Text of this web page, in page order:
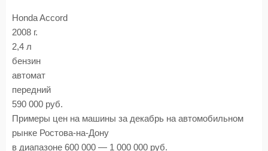
Honda Accord
2008 г.
2,4 л
бензин
автомат
передний
590 000 руб.
Примеры цен на машины за декабрь на автомобильном
рынке Ростова-на-Дону
в диапазоне 600 000 — 1 000 000 руб.